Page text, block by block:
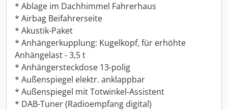
* Ablage im Dachhimmel Fahrerhaus
* Airbag Beifahrerseite
* Akustik-Paket
* Anhängerkupplung: Kugelkopf, für erhöhte
Anhängelast - 3,5 t
* Anhängersteckdose 13-polig
* Außenspiegel elektr. anklappbar
* Außenspiegel mit Totwinkel-Assistent
* DAB-Tuner (Radioempfang digital)